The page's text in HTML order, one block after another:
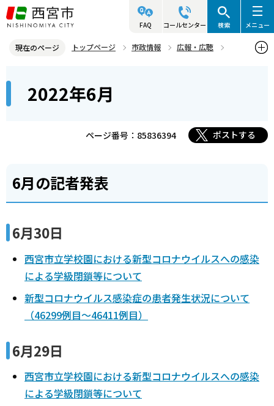
こ
の
ジ
先
FAQ コールセンター 検索 メニュー
現在のページ トップページ 市政情報
広報・広聴
こ
2022年6月
ページ番号：85836394 ポストする
6月の記者発表
6月30日
西宮市立学校園における新型コロナウイルスへの感染
による学級閉鎖等について
新型コロナウイルス感染症の患者発生状況について
（46299例目～46411例目）
6月29日
西宮市立学校園における新型コロナウイルスへの感染
による学級閉鎖等について